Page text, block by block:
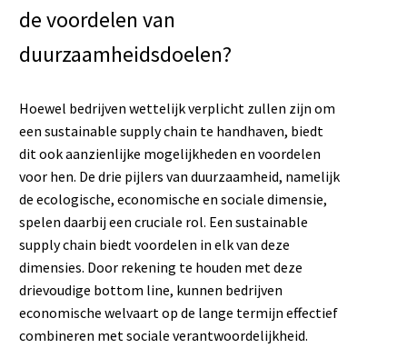
de voordelen van
duurzaamheidsdoelen?
Hoewel bedrijven wettelijk verplicht zullen zijn om
een sustainable supply chain te handhaven, biedt
dit ook aanzienlijke mogelijkheden en voordelen
voor hen. De drie pijlers van duurzaamheid, namelijk
de ecologische, economische en sociale dimensie,
spelen daarbij een cruciale rol. Een sustainable
supply chain biedt voordelen in elk van deze
dimensies. Door rekening te houden met deze
drievoudige bottom line, kunnen bedrijven
economische welvaart op de lange termijn effectief
combineren met sociale verantwoordelijkheid.